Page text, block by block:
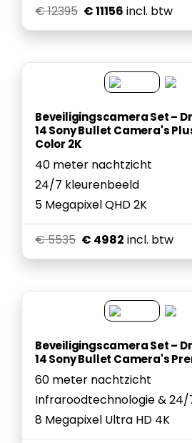
€ 12395 € 11156 incl. btw
Beveiligingscamera Set –
14 Sony Bullet Camera's
Color 2K
40 meter nachtzicht
24/7 kleurenbeeld
5 Megapixel QHD 2K
€ 5535 € 4982 incl. btw
Beveiligingscamera Set –
14 Sony Bullet Camera's
60 meter nachtzicht
Infraroodtechnologie &
8 Megapixel Ultra HD 4K